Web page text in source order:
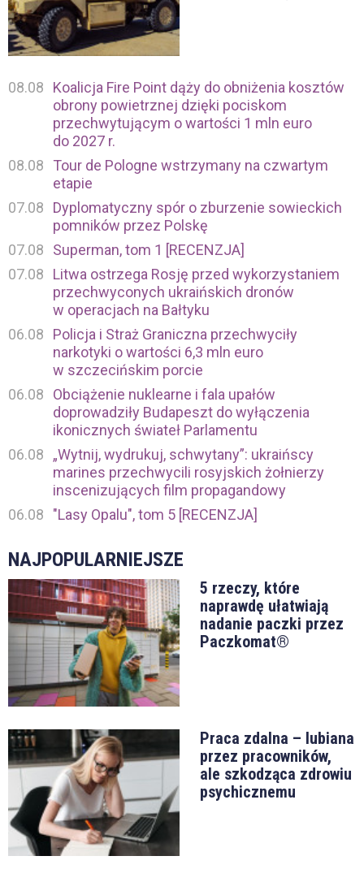
08.08
Koalicja Fire Point dąży do obniżenia kosztów
obrony powietrznej dzięki pociskom
przechwytującym o wartości 1 mln euro
do 2027 r.
08.08
Tour de Pologne wstrzymany na czwartym
etapie
07.08
Dyplomatyczny spór o zburzenie sowieckich
pomników przez Polskę
07.08
Superman, tom 1 [RECENZJA]
07.08
Litwa ostrzega Rosję przed wykorzystaniem
przechwyconych ukraińskich dronów
w operacjach na Bałtyku
06.08
Policja i Straż Graniczna przechwyciły
narkotyki o wartości 6,3 mln euro
w szczecińskim porcie
06.08
Obciążenie nuklearne i fala upałów
doprowadziły Budapeszt do wyłączenia
ikonicznych świateł Parlamentu
06.08
„Wytnij, wydrukuj, schwytany”: ukraińscy
marines przechwycili rosyjskich żołnierzy
inscenizujących film propagandowy
06.08
"Lasy Opalu", tom 5 [RECENZJA]
NAJPOPULARNIEJSZE
5 rzeczy, które
naprawdę ułatwiają
nadanie paczki przez
Paczkomat®
Praca zdalna – lubiana
przez pracowników,
ale szkodząca zdrowiu
psychicznemu